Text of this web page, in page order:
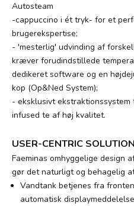
Autosteam
-cappuccino i ét tryk- for et
brugerekspertise;
- 'mesterlig' udvinding af
kræver forudindstillede
dedikeret software og en
kop (Op&Ned System);
- eksklusivt
infused te af høj kvalitet.
USER-CENTRIC
Faeminas omhyggelige design
gør det naturligt og behagelig
Vandtank betjenes fra
automatisk